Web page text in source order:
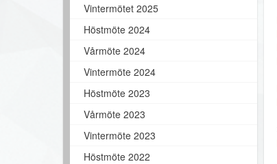
Vintermötet 2025
Höstmöte 2024
Vårmöte 2024
Vintermöte 2024
Höstmöte 2023
Vårmöte 2023
Vintermöte 2023
Höstmöte 2022